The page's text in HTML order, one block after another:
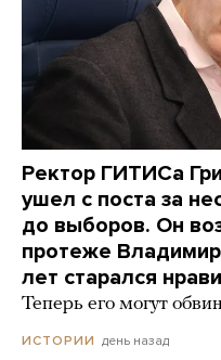
Ректор ГИТИСа
ушел с поста за
до выборов. Он
протеже
лет старался
Теперь его могут
ИСТОРИИ день назад